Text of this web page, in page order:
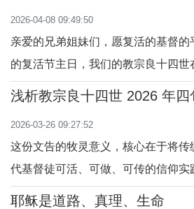
信仰交响乐。
于罪恶、活于天主。那么，如何准备
关系，与外人，包括堂区神父、修女
2026-04-08 09:49:50
亲爱的兄弟姐妹们，愿复活的基督
的复活节主日，我们的教宗良十四
阳台向全城和全世界（Urbi et Orbi）
活了，复活节快乐！”教宗的这份文
要的呼吁，更是对我们每一个平信徒
浅析教宗良十四世 2026 年
2026-03-26 09:27:52
这份文告的牧灵意义，核心在于将传
代基督徒可活、可做、可传的信仰实
为重点，重建个人与天主、个人与他
耶稣是道路、真理、生命